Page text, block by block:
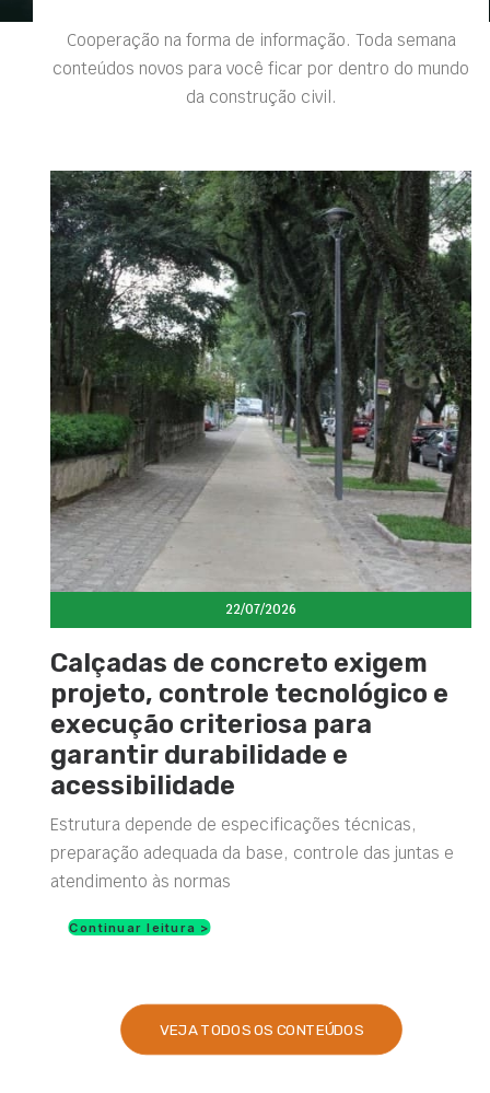
Cooperação na forma de informação. Toda semana
conteúdos novos para você ficar por dentro do mundo
da construção civil.
22/07/2026
Calçadas de concreto exigem
projeto, controle tecnológico e
execução criteriosa para
garantir durabilidade e
acessibilidade
Estrutura depende de especificações técnicas,
preparação adequada da base, controle das juntas e
atendimento às normas
Continuar leitura >
VEJA TODOS OS CONTEÚDOS